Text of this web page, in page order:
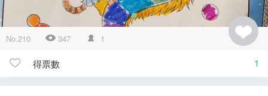
No.210 347 1
得票數 1